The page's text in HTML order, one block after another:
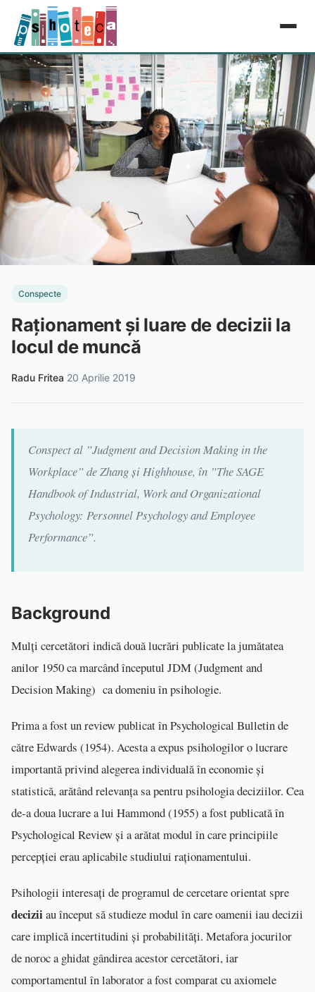
Conspecte
Raționament și luare de decizii la
locul de muncă
Radu Fritea 20 Aprilie 2019
Conspect al ”Judgment and Decision Making in the
Workplace” de Zhang și Highhouse, în ”The SAGE
Handbook of Industrial, Work and Organizational
Psychology: Personnel Psychology and Employee
Performance”.
Background
Mulți cercetători indică două lucrări publicate la jumătatea
anilor 1950 ca marcând începutul JDM (Judgment and
Decision Making) ca domeniu în psihologie.
Prima a fost un review publicat în Psychological Bulletin de
către Edwards (1954). Acesta a expus psihologilor o lucrare
importantă privind alegerea individuală în economie și
statistică, arătând relevanța sa pentru psihologia deciziilor. Cea
de-a doua lucrare a lui Hammond (1955) a fost publicată în
Psychological Review și a arătat modul în care principiile
percepției erau aplicabile studiului raționamentului.
Psihologii interesați de programul de cercetare orientat spre
deciziiau început să studieze modul în care oamenii iau decizii
care implică incertitudini și probabilități. Metafora jocurilor
de noroc a ghidat gândirea acestor cercetători, iar
comportamentul în laborator a fost comparat cu axiomele